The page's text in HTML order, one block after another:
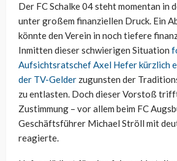
Der FC Schalke 04 steht momentan in
unter großem finanziellen Druck. Ein
könnte den Verein in noch tiefere
Inmitten dieser schwierigen Situation
Aufsichtsratschef Axel Hefer kürzlich
der TV-Gelder zugunsten der
zu entlasten. Doch dieser Vorstoß
Zustimmung – vor allem beim FC
Geschäftsführer Michael Ströll mit
reagierte.